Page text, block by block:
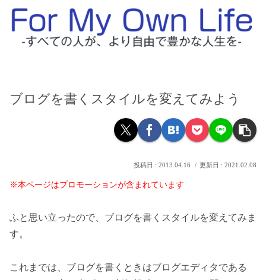
ブログを書くスタイルを変えてみよう
2013.04.16 2021.02.08
※本ページはプロモーションが含まれています
ふと思い立ったので、ブログを書くスタイルを変えてみま
す。
これまでは、ブログを書くときはブログエディタである